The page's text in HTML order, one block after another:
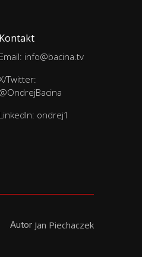
Kontakt
Email: info@bacina.tv
Twitter:
@OndrejBacina
LinkedIn: ondrej1
Autor Jan Piechaczek